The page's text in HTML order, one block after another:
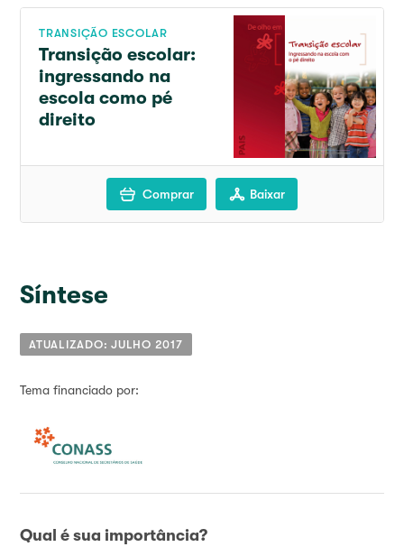
TRANSIÇÃO ESCOLAR
Transição escolar:
ingressando na
escola como pé
direito
Comprar Baixar
Síntese
ATUALIZADO: JULHO 2017
Tema financiado por:
Qual é sua importância?